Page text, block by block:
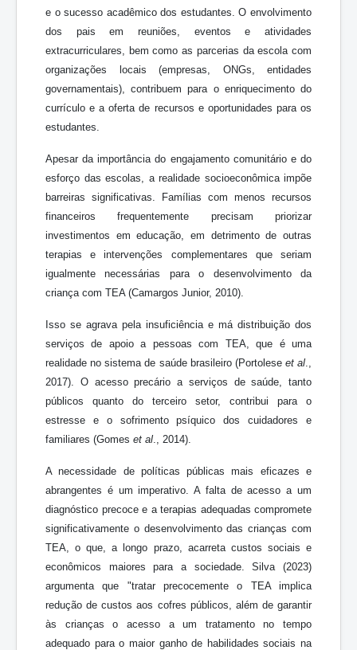
e o sucesso acadêmico dos estudantes. O envolvimento
dos pais em reuniões, eventos e atividades
extracurriculares, bem como as parcerias da escola com
organizações locais (empresas, ONGs, entidades
governamentais), contribuem para o enriquecimento do
currículo e a oferta de recursos e oportunidades para os
estudantes.
Apesar da importância do engajamento comunitário e do
esforço das escolas, a realidade socioeconômica impõe
barreiras significativas. Famílias com menos recursos
financeiros frequentemente precisam priorizar
investimentos em educação, em detrimento de outras
terapias e intervenções complementares que seriam
igualmente necessárias para o desenvolvimento da
criança com TEA (Camargos Junior, 2010).
Isso se agrava pela insuficiência e má distribuição dos
serviços de apoio a pessoas com TEA, que é uma
realidade no sistema de saúde brasileiro (Portolese et al
2017). O acesso precário a serviços de saúde, tanto
públicos quanto do terceiro setor, contribui para o
estresse e o sofrimento psíquico dos cuidadores e
familiares (Gomes et al ., 2014).
A necessidade de políticas públicas mais eficazes e
abrangentes é um imperativo. A falta de acesso a um
diagnóstico precoce e a terapias adequadas compromete
significativamente o desenvolvimento das crianças com
TEA, o que, a longo prazo, acarreta custos sociais e
econômicos maiores para a sociedade. Silva (2023)
argumenta que "tratar precocemente o TEA implica
redução de custos aos cofres públicos, além de garantir
às crianças o acesso a um tratamento no tempo
adequado para o maior ganho de habilidades sociais na